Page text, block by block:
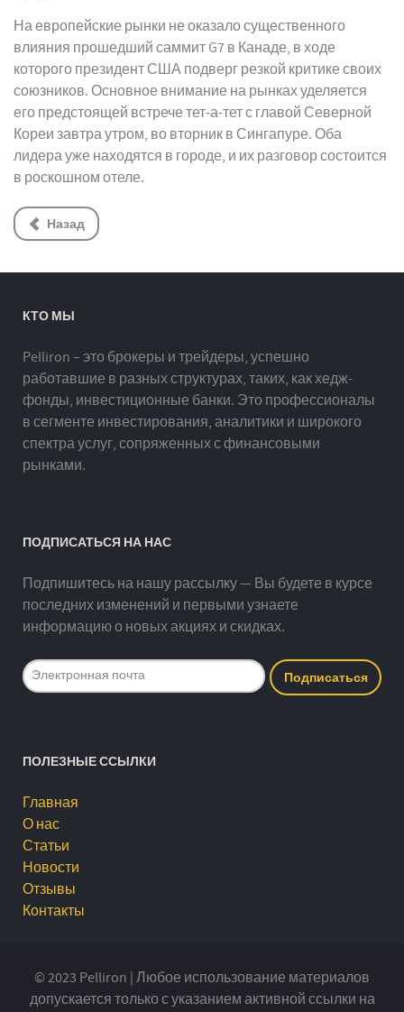
На европейские рынки не оказало существенного
влияния прошедший саммит G7 в Канаде, в ходе
которого президент США подверг резкой критике своих
союзников. Основное внимание на рынках уделяется
его предстоящей встрече тет-а-тет с главой Северной
Кореи завтра утром, во вторник в Сингапуре. Оба
лидера уже находятся в городе, и их разговор состоится
в роскошном отеле.
Назад
КТО МЫ
Pelliron – это брокеры и трейдеры, успешно
работавшие в разных структурах, таких, как хедж-
фонды, инвестиционные банки. Это профессионалы
в сегменте инвестирования, аналитики и широкого
спектра услуг, сопряженных с финансовыми
рынками.
ПОДПИСАТЬСЯ НА НАС
Подпишитесь на нашу рассылку — Вы будете в курсе
последних изменений и первыми узнаете
информацию о новых акциях и скидках.
ПОЛЕЗНЫЕ ССЫЛКИ
Главная
О нас
Статьи
Новости
Отзывы
Контакты
© 2023 Pelliron | Любое использование материалов
допускается только с указанием активной ссылки на